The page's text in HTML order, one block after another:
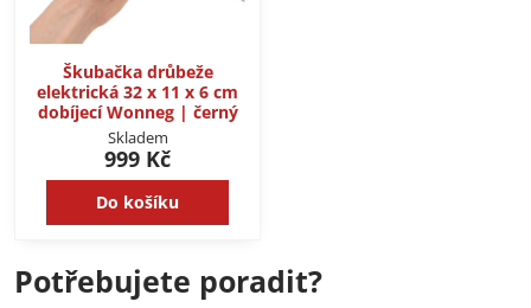
Škubačka drůbeže
elektrická 32 x 11 x 6 cm
dobíjecí Wonneg | černý
Skladem
999 Kč
Do košíku
Potřebujete poradit?